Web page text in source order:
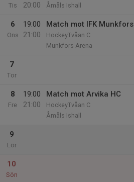
Tis
20:00
Åmåls Ishall
6
Ons
19:00
21:00
Match mot IFK Munkfors
HockeyTvåan C
Munkfors Arena
7
Tor
8
Fre
19:00
21:00
Match mot Arvika HC
HockeyTvåan C
Åmåls Ishall
9
Lör
10
Sön